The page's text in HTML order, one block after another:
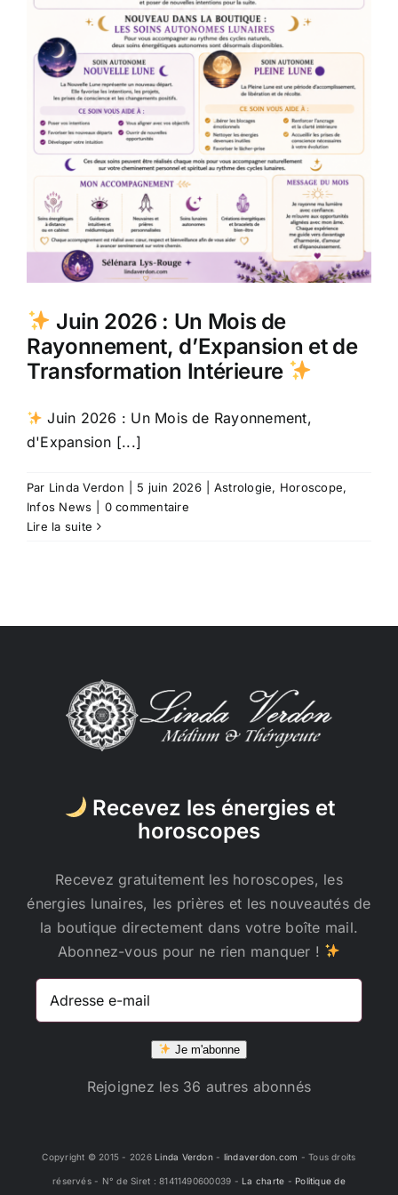
Juin 2026 : Un Mois de
Rayonnement, d’Expansion et de
Transformation Intérieure
Juin 2026 : Un Mois de Rayonnement,
d'Expansion [...]
Par Linda Verdon 5 juin 2026 Astrologie, Horoscope,
Infos News
0 commentaire
Lire la suite
Recevez les énergies et
horoscopes
Recevez gratuitement les horoscopes, les
énergies lunaires, les prières et les nouveautés de
la boutique directement dans votre boîte mail.
Abonnez-vous pour ne rien manquer !
Adresse
Je m'abonne
Rejoignez les 36 autres abonnés
Copyright © 2015 - 2026 Linda Verdon- lindaverdon.com - Tous droits
réservés - N° de Siret : 81411490600039 - La charte - Politique de